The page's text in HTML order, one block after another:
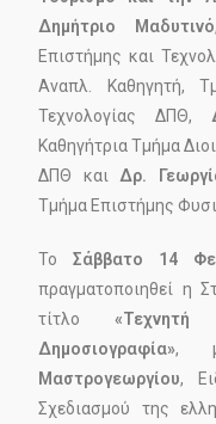
Δημήτριο Μαδυτινό
Επιστήμης και
Αναπλ. Καθηγητή,
Τεχνολογίας ΔΠΘ,
Καθηγήτρια Τμήμα
ΔΠΘ και Δρ.
Τμήμα Επιστήμης
ΤοΣάββατο 14
πραγματοποιηθεί η
τίτλο
Δημοσιογραφία»,
Μαστρογεωργίου,
Σχεδιασμού της